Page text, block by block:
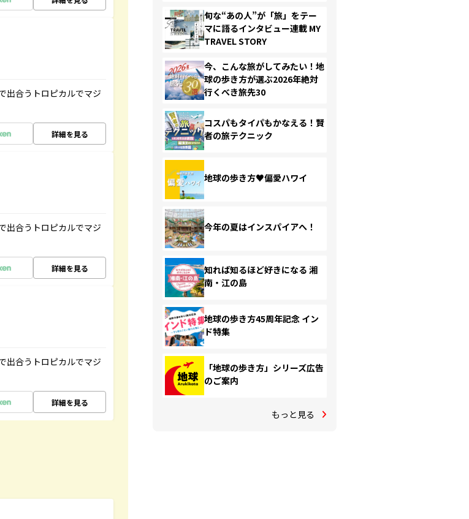
出合うトロピカルでマジ
詳細を見る
出合うトロピカルでマジ
詳細を見る
出合うトロピカルでマジ
詳細を見る
旬な“あの人”が「旅」をテー
マに語るインタビュー連載 MY
TRAVEL STORY
今、こんな旅がしてみたい！地
球の歩き方が選ぶ2026年絶対
行くべき旅先30
コスパもタイパもかなえる！賢
者の旅テクニック
地球の歩き方♥偏愛ハワイ
今年の夏はインスパイアへ！
知れば知るほど好きになる 湘
南・江の島
地球の歩き方45周年記念 イン
ド特集
「地球の歩き方」シリーズ広告
のご案内
もっと見る